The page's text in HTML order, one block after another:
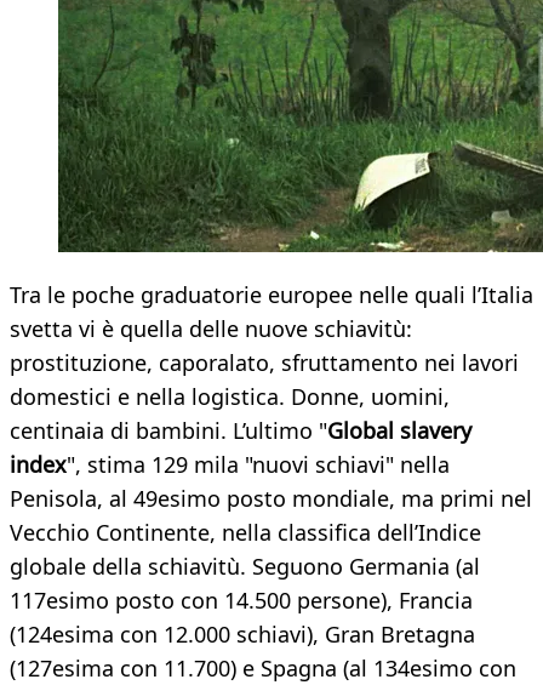
Tra le poche graduatorie europee nelle quali l’Italia
svetta vi è quella delle nuove schiavitù:
prostituzione, caporalato, sfruttamento nei lavori
domestici e nella logistica. Donne, uomini,
centinaia di bambini. L’ultimo "Global slavery
index", stima 129 mila "nuovi schiavi" nella
Penisola, al 49esimo posto mondiale, ma primi nel
Vecchio Continente, nella classifica dell’Indice
globale della schiavitù. Seguono Germania (al
117esimo posto con 14.500 persone), Francia
(124esima con 12.000 schiavi), Gran Bretagna
(127esima con 11.700) e Spagna (al 134esimo con